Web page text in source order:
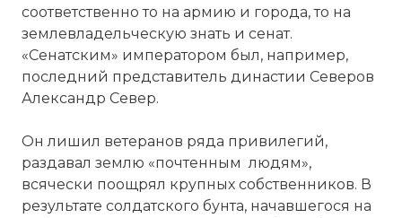
соответственно то на армию и города, то на
землевладельческую знать и сенат.
«Сенатским» императором был, например,
последний представитель династии Северов
Александр Север.
Он лишил ветеранов ряда привилегий,
раздавал землю «почтенным людям»,
всячески поощрял крупных собственников. В
результате солдатского бунта, начавшегося на